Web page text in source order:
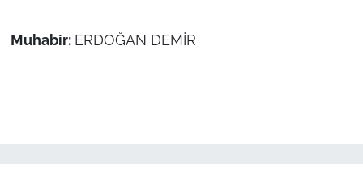
Muhabir: ERDOĞAN DEMİR